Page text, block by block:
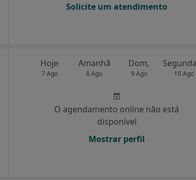
Solicite um atendimento
Hoje
7 Ago
Amanhã
8 Ago
Dom,
9 Ago 10 Ago
O agendamento online não está
disponível
Mostrar perfil